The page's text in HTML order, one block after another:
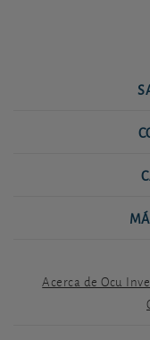
Acerca de Ocu